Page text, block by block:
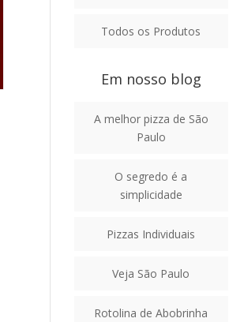
Todos os Produtos
Em nosso blog
A melhor pizza de São
Paulo
O segredo é a
simplicidade
Pizzas Individuais
Veja São Paulo
Rotolina de Abobrinha